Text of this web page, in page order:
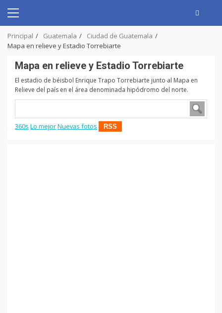
content
Primary
Principal Guatemala
Ciudad de Guatemala
Mapa en relieve y Estadio Torrebiarte
Mapa en relieve y Estadio Torrebiarte
El estadio de béisbol Enrique Trapo Torrebiarte junto al Mapa en
Relieve del país en el área denominada hipódromo del norte.
360s Lo mejorNuevas fotos RSS